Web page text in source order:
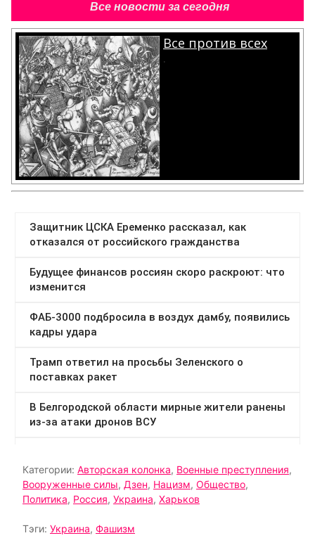
Все новости за сегодня
Все против всех
.
Категории: Авторская колонка, Военные преступления,
Вооруженные силы, Дзен, Нацизм, Общество,
Политика, Россия, Украина, Харьков
Тэги: Украина, Фашизм